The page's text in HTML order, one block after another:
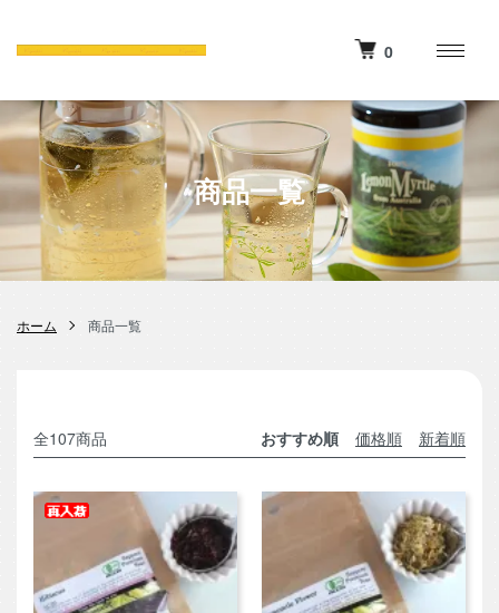
0
商品一覧
ホーム 商品一覧
全107商品 おすすめ順 価格順 新着順